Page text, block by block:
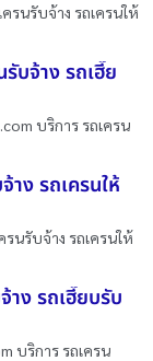
รนรับจ้าง รถเครนให้
บจ้าง รถเฮี๊ย
บริการ รถเครน
าง รถเครนให้
นรับจ้าง รถเครนให้
าง รถเฮี๊ยบรับ
บริการ รถเครน